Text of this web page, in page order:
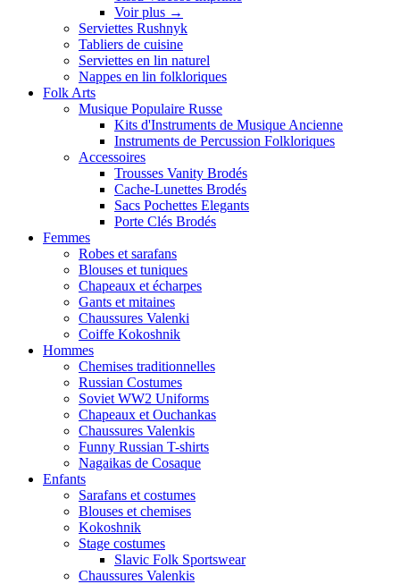
Voir plus →
Serviettes Rushnyk
Tabliers de cuisine
Serviettes en lin naturel
Nappes en lin folkloriques
Folk Arts
Musique Populaire Russe
Kits d'Instruments de Musique Ancienne
Instruments de Percussion Folkloriques
Accessoires
Trousses Vanity Brodés
Cache-Lunettes Brodés
Sacs Pochettes Elegants
Porte Clés Brodés
Femmes
Robes et sarafans
Blouses et tuniques
Chapeaux et écharpes
Gants et mitaines
Chaussures Valenki
Coiffe Kokoshnik
Hommes
Chemises traditionnelles
Russian Costumes
Soviet WW2 Uniforms
Chapeaux et Ouchankas
Chaussures Valenkis
Funny Russian T-shirts
Nagaikas de Cosaque
Enfants
Sarafans et costumes
Blouses et chemises
Kokoshnik
Stage costumes
Slavic Folk Sportswear
Chaussures Valenkis